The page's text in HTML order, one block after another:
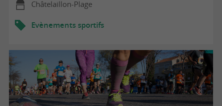
Châtelaillon-Plage
Evènements sportifs